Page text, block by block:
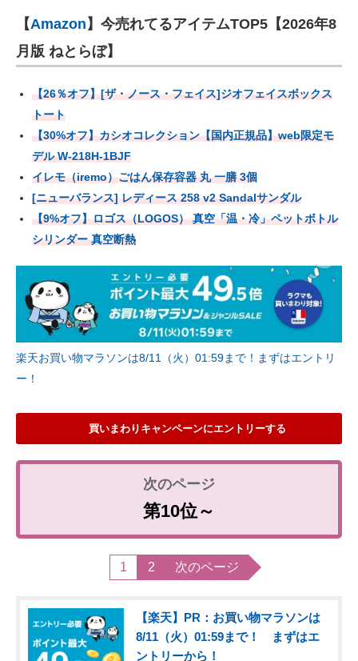
【Amazon 】今売れてるアイテムTOP5【2026年8
月版 ねとらぼ】
【26％オフ】[ザ・ノース・フェイス]ジオフェイスボックス
トート
【30%オフ】カシオコレクション【国内正規品】web限定モ
デル W-218H-1BJF
イレモ（iremo）ごはん保存容器 丸 一膳 3個
[ニューバランス] レディース 258 v2 Sandalサンダル
【9%オフ】ロゴス（LOGOS） 真空「温・冷」ペットボトル
シリンダー 真空断熱
楽天お買い物マラソンは8/11（火）01:59まで！まずはエントリ
ー！
買いまわりキャンペーンにエントリーする
第10位～
1 2 次のページ
【楽天】PR：お買い物マラソンは
8/11（火）01:59まで！ まずはエ
ントリーから！